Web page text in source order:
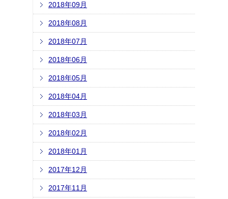
2018年09月
2018年08月
2018年07月
2018年06月
2018年05月
2018年04月
2018年03月
2018年02月
2018年01月
2017年12月
2017年11月